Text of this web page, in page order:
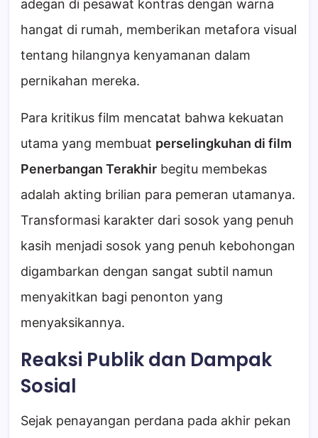
adegan di pesawat kontras dengan warna
hangat di rumah, memberikan metafora visual
tentang hilangnya kenyamanan dalam
pernikahan mereka.
Para kritikus film mencatat bahwa kekuatan
utama yang membuat perselingkuhan di film
Penerbangan Terakhir begitu membekas
adalah akting brilian para pemeran utamanya.
Transformasi karakter dari sosok yang penuh
kasih menjadi sosok yang penuh kebohongan
digambarkan dengan sangat subtil namun
menyakitkan bagi penonton yang
menyaksikannya.
Reaksi Publik dan Dampak
Sosial
Sejak penayangan perdana pada akhir pekan